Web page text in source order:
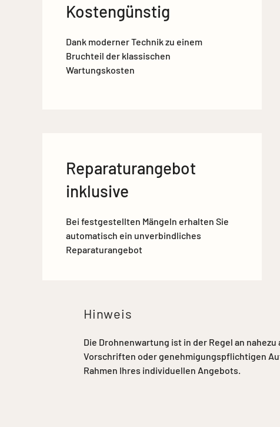
Kostengünstig
Dank moderner Technik zu einem
Bruchteil der klassischen
Wartungskosten
Reparaturangebot
inklusive
Bei festgestellten Mängeln erhalten Sie
automatisch ein unverbindliches
Reparaturangebot
Hinweis
Die Drohnenwartung ist in der Regel an
Vorschriften oder genehmigungspflichtigen
Rahmen Ihres individuellen Angebots.